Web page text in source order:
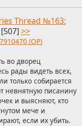
Thread №163:
[507] >>
(OP)
во дворец
рады видеть всех,
только собирается
невнятную писанину
и выясняют, кто
мече и
если их убить.